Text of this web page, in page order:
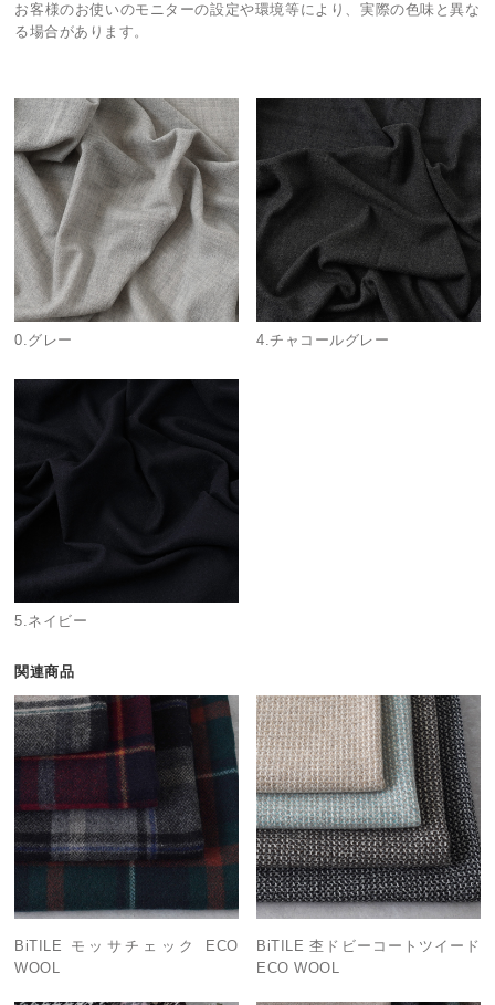
お客様のお使いのモニターの設定や環境等により、実際の色味と異な
る場合があります。
0.グレー 4.チャコールグレー
5.ネイビー
関連商品
BiTILE モッサチェック ECO
WOOL
BiTILE 杢ドビーコートツイード
ECO WOOL